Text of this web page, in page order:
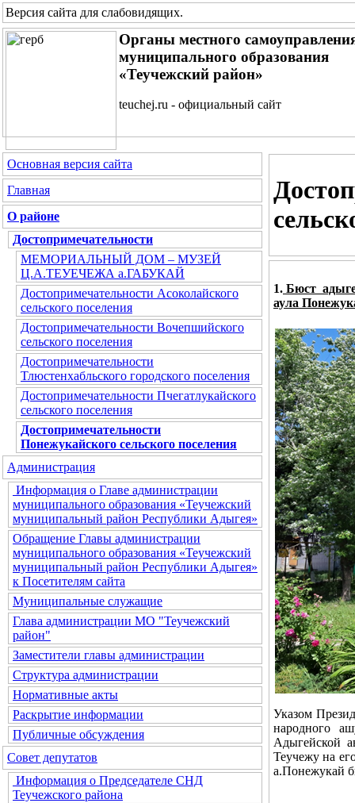
Версия сайта для слабовидящих.
Органы местного
муниципального образования
«Теучежский район»
teuchej.ru - официальный сайт
Основная версия сайта
Главная
О районе
Достопримечательности
МЕМОРИАЛЬНЫЙ ДОМ – МУЗЕЙ
Ц.А.ТЕУЕЧЕЖА а.ГАБУКАЙ
Достопримечательности Асоколайского
сельского поселения
Достопримечательности Вочепшийского
сельского поселения
Достопримечательности
Тлюстенхабльского городского поселения
Достопримечательности Пчегатлукайского
сельского поселения
Достопримечательности
Понежукайского сельского поселения
Администрация
Информация о Главе администрации
муниципального образования «Теучежский
муниципальный район Республики Адыгея»
Обращение Главы администрации
муниципального образования «Теучежский
муниципальный район Республики Адыгея»
к Посетителям сайта
Муниципальные служащие
Глава администрации МО "Теучежский
район"
Заместители главы администрации
Структура администрации
Нормативные акты
Раскрытие информации
Публичные обсуждения
Совет депутатов
Информация о Председателе СНД
Теучежского района
1. Бюст
аула
Указом
народного
Адыгейской
Теучежу на
а.Понежукай